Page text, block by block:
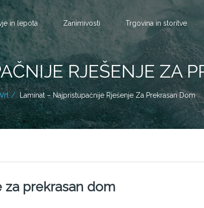
in lepota Zanimivosti Trgovina in storitve
RJEŠENJE ZA
Laminat – Najpristupačnije Rješenje Za Prekrasan Dom
za prekrasan dom